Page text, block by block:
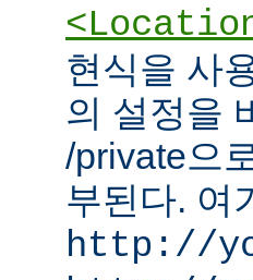
현식을 사
의 설정을
/private으
부된다. 여
http://